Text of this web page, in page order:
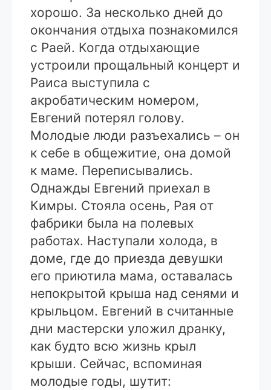
хорошо. За несколько дней до
окончания отдыха познакомился
с Раей. Когда отдыхающие
устроили прощальный концерт и
Раиса выступила с
акробатическим номером,
Евгений потерял голову.
Молодые люди разъехались – он
к себе в общежитие, она домой
к маме. Переписывались.
Однажды Евгений приехал в
Кимры. Стояла осень, Рая от
фабрики была на полевых
работах. Наступали холода, в
доме, где до приезда девушки
его приютила мама, оставалась
непокрытой крыша над сенями и
крыльцом. Евгений в считанные
дни мастерски уложил дранку,
как будто всю жизнь крыл
крыши. Сейчас, вспоминая
молодые годы, шутит: